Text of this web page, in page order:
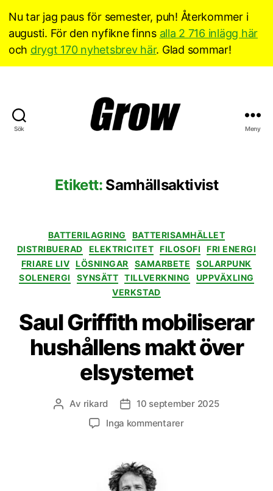
Nu tar jag paus för semester, puh! Återkommer i
augusti. För den nyfikne finns alla 2 716 inlägg här
och drygt 170 nyhetsbrev här. Glad sommar!
Sök Meny
Etikett: Samhällsaktivist
Kategorier
BATTERILAGRING
BATTERISAMHÄLLET
DISTRIBUERAD
ELEKTRICITET FILOSOFI
FRI ENERGI
FRIARE LIV LÖSNINGAR SAMARBETE
SOLARPUNK
SOLENERGI
SYNSÄTT TILLVERKNING
UPPVÄXLING
VERKSTAD
Saul Griffith mobiliserar
hushållens makt över
elsystemet
Inläggsförfattare
Av rikard Inläggsdatum
10 september 2025
Inga kommentarertill